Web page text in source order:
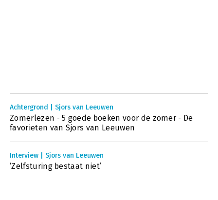
Achtergrond | Sjors van Leeuwen
Zomerlezen - 5 goede boeken voor de zomer - De
favorieten van Sjors van Leeuwen
Interview | Sjors van Leeuwen
‘Zelfsturing bestaat niet’